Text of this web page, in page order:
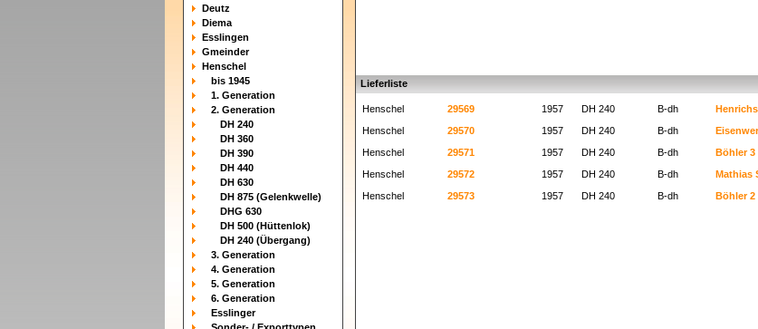
Deutz
Diema
Esslingen
Gmeinder
Henschel
bis 1945
1. Generation
2. Generation
DH 240
DH 360
DH 390
DH 440
DH 630
DH 875 (Gelenkwelle)
DHG 630
DH 500 (Hüttenlok)
DH 240 (Übergang)
3. Generation
4. Generation
5. Generation
6. Generation
Esslinger
Lieferliste
Henschel 29569 1957 DH 240 B-dh
Henschel
29570 1957 DH 240 B-dh
Henschel
29571 1957 DH 240 B-dh
Böhler 3
Henschel
29572 1957 DH 240 B-dh
Mathias
Henschel
29573 1957 DH 240 B-dh Böhler 2